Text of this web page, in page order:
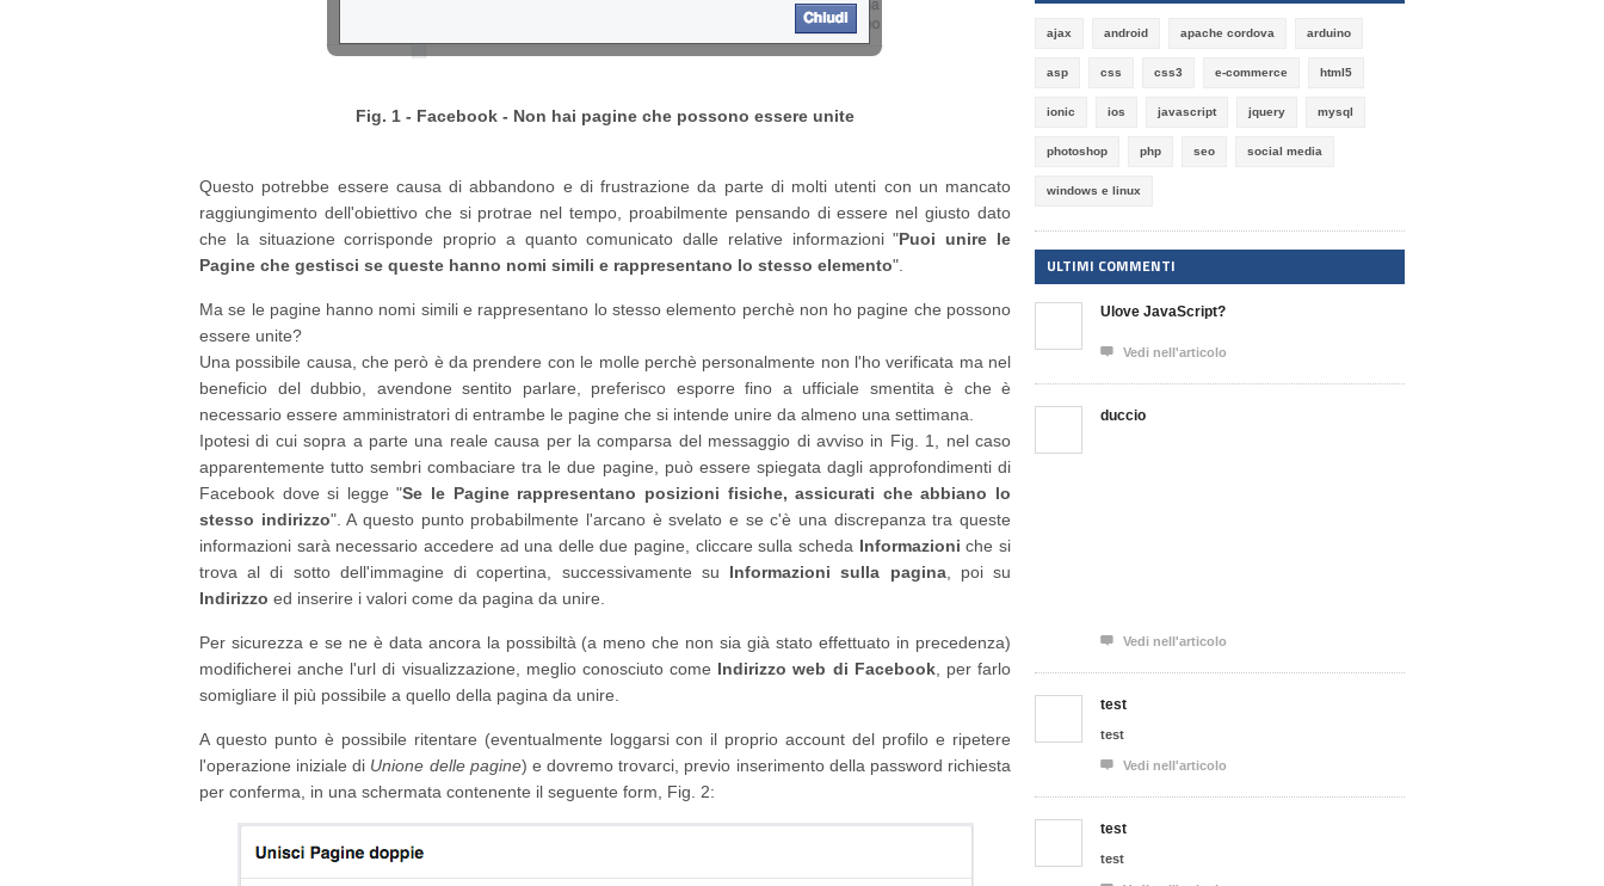
Fig. 1 - Facebook - Non hai pagine che possono essere unite
Questo potrebbe essere causa di abbandono e di frustrazione da parte di molti utenti con un mancato
raggiungimento dell'obiettivo che si protrae nel tempo, proabilmente pensando di essere nel giusto dato
che la situazione corrisponde proprio a quanto comunicato dalle relative informazioni "Puoi unire le
Pagine che gestisci se queste hanno nomi simili e rappresentano lo stesso elemento".
Ma se le pagine hanno nomi simili e rappresentano lo stesso elemento perchè non ho pagine che possono
essere unite?
Una possibile causa, che però è da prendere con le molle perchè personalmente non l'ho verificata ma nel
beneficio del dubbio, avendone sentito parlare, preferisco esporre fino a ufficiale smentita è che è
necessario essere amministratori di entrambe le pagine che si intende unire da almeno una settimana.
Ipotesi di cui sopra a parte una reale causa per la comparsa del messaggio di avviso in Fig. 1, nel caso
apparentemente tutto sembri combaciare tra le due pagine, può essere spiegata dagli approfondimenti di
Facebook dove si legge "Se le Pagine rappresentano posizioni fisiche, assicurati che abbiano lo
stesso indirizzo". A questo punto probabilmente l'arcano è svelato e se c'è una discrepanza tra queste
informazioni sarà necessario accedere ad una delle due pagine, cliccare sulla scheda Informazioni che si
trova al di sotto dell'immagine di copertina, successivamente su Informazioni sulla pagina, poi su
Indirizzo ed inserire i valori come da pagina da unire.
Per sicurezza e se ne è data ancora la possibiltà (a meno che non sia già stato effettuato in precedenza)
modificherei anche l'url di visualizzazione, meglio conosciuto come Indirizzo web di Facebook, per farlo
somigliare il più possibile a quello della pagina da unire.
A questo punto è possibile ritentare (eventualmente loggarsi con il proprio account del profilo e ripetere
l'operazione iniziale di Unione delle pagine) e dovremo trovarci, previo inserimento della password richiesta
per conferma, in una schermata contenente il seguente form, Fig. 2:
ajax android apache cordova arduino
asp css css3 e-commerce html5
ionic ios javascript jquery mysql
photoshop php seo social media
windows e linux
ULTIMI COMMENTI
Ulove JavaScript?
 Vedi nell'articolo
duccio
 Vedi nell'articolo
test
test
 Vedi nell'articolo
test
test